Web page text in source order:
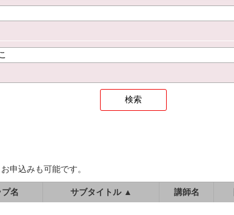
申込みも可能です。
名 サブタイトル ▲ 講師名